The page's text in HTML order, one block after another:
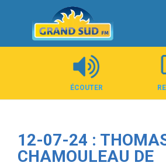
Panneau de gestion des cookies
ÉCOUTER
12-07-24 :
CHAMOULEAU DE